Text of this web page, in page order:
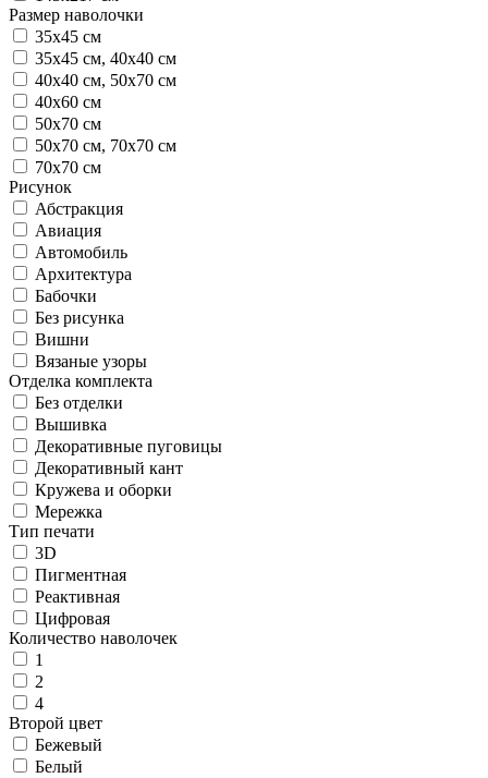
Размер наволочки
35х45 см
35х45 см, 40х40 см
40х40 см, 50х70 см
40х60 см
50х70 см
50х70 см, 70х70 см
70х70 см
Рисунок
Абстракция
Авиация
Автомобиль
Архитектура
Бабочки
Без рисунка
Вишни
Вязаные узоры
Отделка комплекта
Без отделки
Вышивка
Декоративные пуговицы
Декоративный кант
Кружева и оборки
Мережка
Тип печати
3D
Пигментная
Реактивная
Цифровая
Количество наволочек
1
2
4
Второй цвет
Бежевый
Белый